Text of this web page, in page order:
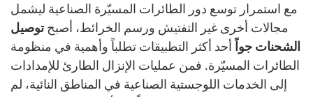
مع استمرار توسع دور الطائرات المسيّرة الصناعية ليشمل
مجالات أخرى غير التفتيش ورسم الخرائط، أصبحتوصيل
الشحنات جواً أحد أكثر التطبيقات تطلباً وأهمية في منظومة
الطائرات المسيّرة. فمن عمليات الإنزال الطارئ للإمدادات
إلى الخدمات اللوجستية الصناعية في المناطق النائية، لم